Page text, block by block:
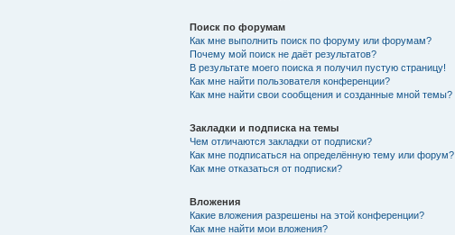
Поиск по форумам
Как мне выполнить поиск по форуму или форумам?
Почему мой поиск не даёт результатов?
В результате моего поиска я получил пустую страницу!
Как мне найти пользователя конференции?
Как мне найти свои сообщения и созданные мной темы?
Закладки и подписка на темы
Чем отличаются закладки от подписки?
Как мне подписаться на определённую тему или форум?
Как мне отказаться от подписки?
Вложения
Какие вложения разрешены на этой конференции?
Как мне найти мои вложения?